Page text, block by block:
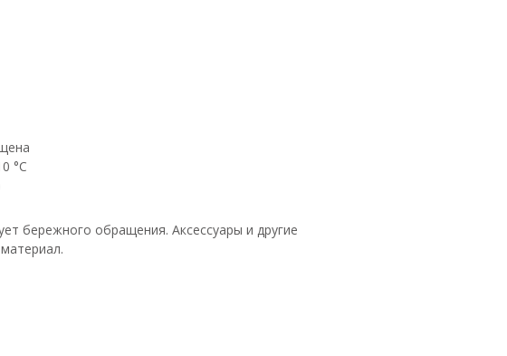
°C
бережного обращения. Аксессуары и другие